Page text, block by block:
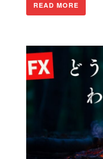
READ MORE